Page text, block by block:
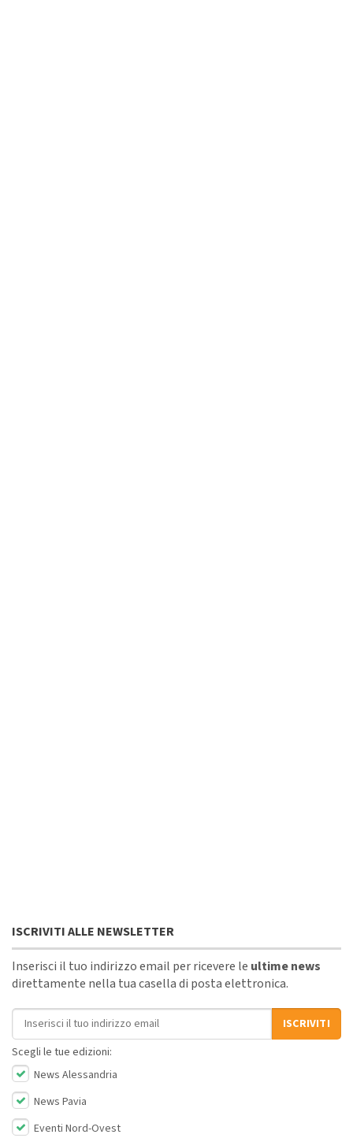
ISCRIVITI ALLE NEWSLETTER
Inserisci il tuo indirizzo email per ricevere le ultime news
direttamente nella tua casella di posta elettronica.
Indirizzo email
ISCRIVITI
Scegli le tue edizioni:
News Alessandria
News Pavia
Eventi Nord-Ovest